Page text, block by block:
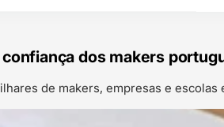
dos makers
de makers, empresas e escolas